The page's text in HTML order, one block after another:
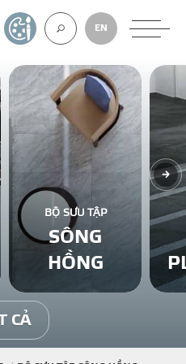
VỀ CHÚNG
GẠCH ỐP LÁT
BÊ TÔNG KHÍ
NGÓI LỢP
EN
TỰ THIẾT KẾ
BỘ SƯU TẬP
SÔNG
HỒNG
CẢ